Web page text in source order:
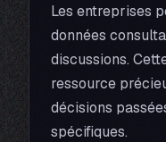
Les entreprises
données
discussions.
ressource
décisions
spécifiques.